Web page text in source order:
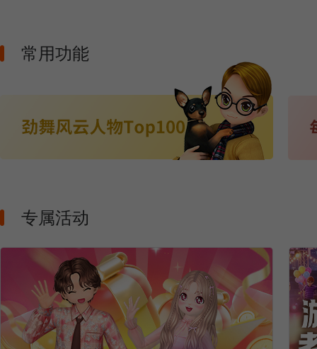
常用功能
专属活动